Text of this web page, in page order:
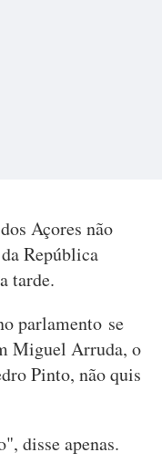
Açores não
República
tarde.
parlamento se
Miguel Arruda, o
Pinto, não quis
disse apenas.